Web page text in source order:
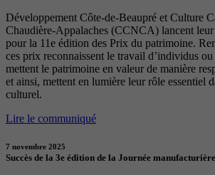
Développement Côte-de-Beaupré et Culture
Chaudière-Appalaches (CCNCA) lancent leur
pour la 11e édition des Prix du patrimoine.
ces prix reconnaissent le travail d’individus ou
mettent le patrimoine en valeur de manière
et ainsi, mettent en lumière leur rôle essentiel
culturel.
Lire le communiqué
7 novembre 2025
Succès de la 3e édition de la Journée